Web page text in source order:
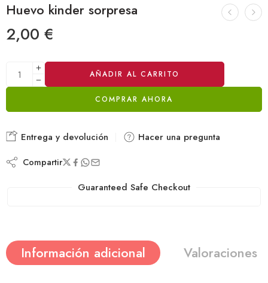
Huevo kinder sorpresa
2,00 €
AÑADIR AL CARRITO
COMPRAR AHORA
Alternative:
Entrega y devolución Hacer una pregunta
Compartir
Guaranteed Safe Checkout
Información adicional Valoraciones